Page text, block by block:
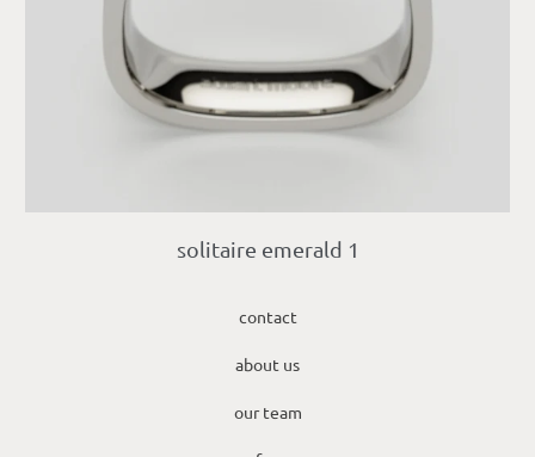
solitaire emerald 1
contact
about us
our team